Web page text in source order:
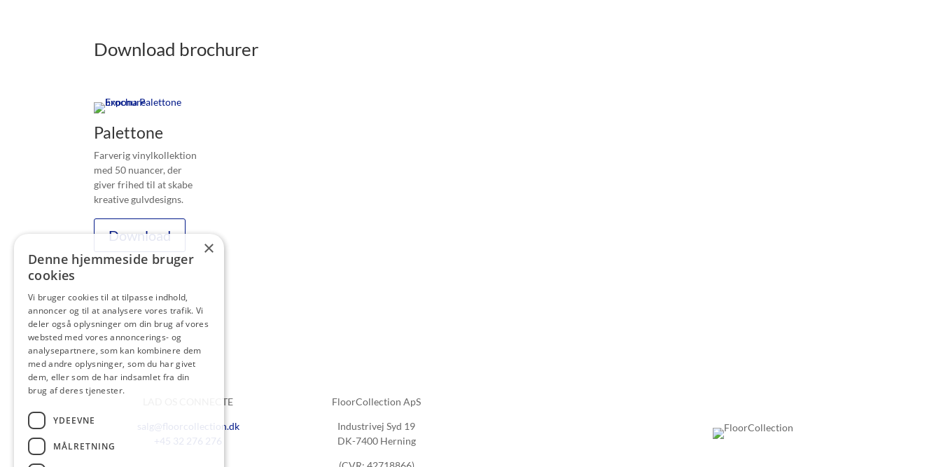
Download brochurer
Palettone
Farverig vinylkollektion
med 50 nuancer, der
giver frihed til at skabe
kreative gulvdesigns.
Download
LAD OS CONNECTE
salg@floorcollection.dk
+45 32 276 276
FloorCollection ApS
Industrivej Syd 19
DK-7400 Herning
×
Denne hjemmeside bruger
cookies
Vi bruger cookies til at tilpasse indhold,
annoncer og til at analysere vores trafik. Vi
deler også oplysninger om din brug af vores
websted med vores annoncerings- og
analysepartnere, som kan kombinere dem
med andre oplysninger, som du har givet
dem, eller som de har indsamlet fra din
brug af deres tjenester.
YDEEVNE
MÅLRETNING